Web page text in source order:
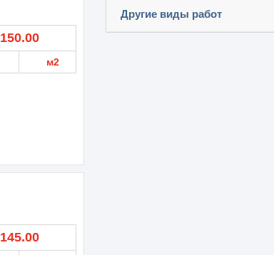
Другие виды работ
150.00
м2
145.00